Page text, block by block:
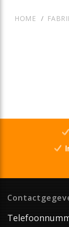
HOME